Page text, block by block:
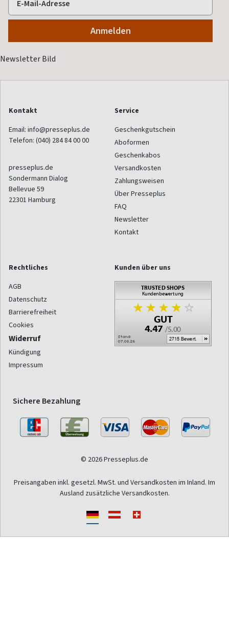
Kontakt
Email: info@presseplus.de
Telefon: (040) 284 84 00 00
presseplus.de
Sondermann Dialog
Bellevue 59
22301 Hamburg
Service
Geschenkgutschein
Aboformen
Geschenkabos
Versandkosten
Zahlungsweisen
Über Presseplus
FAQ
Newsletter
Kontakt
Rechtliches
AGB
Datenschutz
Barrierefreiheit
Cookies
Widerruf
Kündigung
Impressum
Kunden über uns
Sichere Bezahlung
© 2026 Presseplus.de
Preisangaben inkl. gesetzl. MwSt. und Versandkosten im Inland. Im
Ausland zusätzliche Versandkosten.